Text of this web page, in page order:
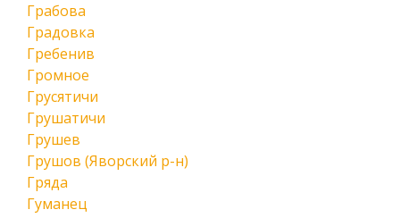
Грабова
Градовка
Гребенив
Громное
Грусятичи
Грушатичи
Грушев
Грушов (Яворский р-н)
Гряда
Гуманец